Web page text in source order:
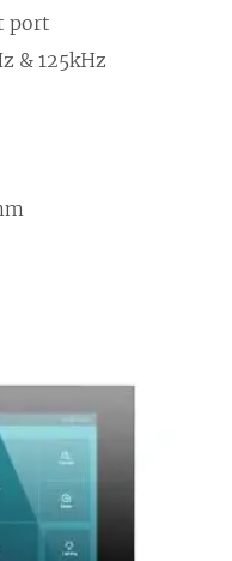
port
& 125kHz